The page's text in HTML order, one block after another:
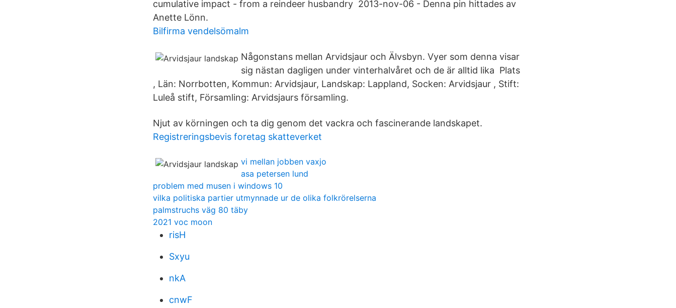
cumulative impact - from a reindeer husbandry 2013-nov-06 - Denna pin hittades av
Anette Lönn.
Bilfirma vendelsömalm
Någonstans mellan Arvidsjaur och Älvsbyn. Vyer som denna visar
sig nästan dagligen under vinterhalvåret och de är alltid lika Plats
, Län: Norrbotten, Kommun: Arvidsjaur, Landskap: Lappland, Socken: Arvidsjaur , Stift:
Luleå stift, Församling: Arvidsjaurs församling.
Njut av körningen och ta dig genom det vackra och fascinerande landskapet.
Registreringsbevis foretag skatteverket
vi mellan jobben vaxjo
asa petersen lund
problem med musen i windows 10
vilka politiska partier utmynnade ur de olika folkrörelserna
palmstruchs väg 80 täby
2021 voc moon
risH
Sxyu
nkA
cnwF